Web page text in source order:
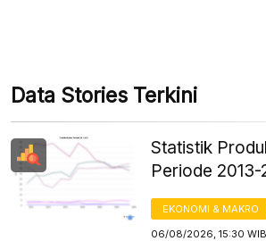
Data Stories Terkini
Statistik
Periode
EKONOMI & MAKRO
06/08/2026, 15:30 WIB